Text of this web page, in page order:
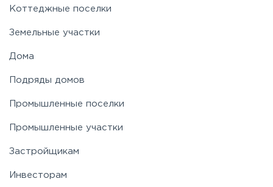
Новорижское
Носовихинское
Рогачёвское
Коттеджные поселки
Земельные участки
Дома
Подряды домов
Промышленные поселки
Промышленные участки
Застройщикам
Инвесторам